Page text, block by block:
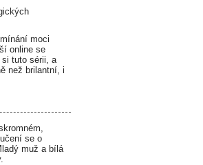
moci
online se
tuto sérii, a
než brilantní, i
se o
muž a bílá